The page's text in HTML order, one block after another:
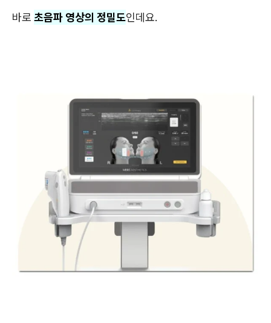
바로 초음파 영상의 정밀도인데요.